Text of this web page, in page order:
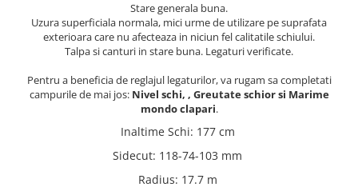
Stare generala buna.
Uzura superficiala normala, mici urme de utilizare pe suprafata
exterioara care nu afecteaza in niciun fel calitatile schiului.
Talpa si canturi in stare buna. Legaturi verificate.
Pentru a beneficia de reglajul legaturilor, va rugam sa completati
campurile de mai jos: Nivel schi, , Greutate schior si Marime
mondo clapari.
Inaltime Schi: 177 cm
Sidecut: 118-74-103 mm
Radius: 17.7 m